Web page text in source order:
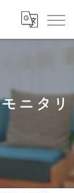
ニタリ